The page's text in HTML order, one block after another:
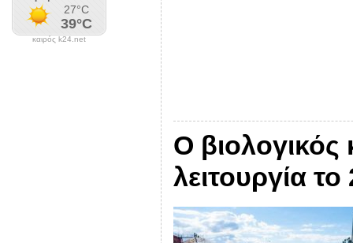
καιρός k24.net
Ο βιολογικός
λειτουργία το